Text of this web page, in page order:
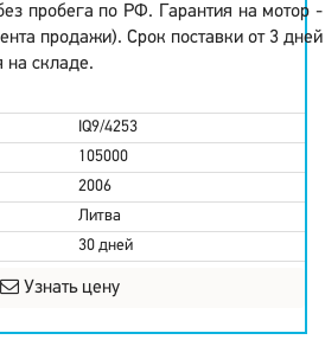
пробега по РФ. Гарантия на мотор -
продажи). Срок поставки от 3 дней
на складе.
IQ9/4253
105000
2006
Литва
30 дней
Узнать цену